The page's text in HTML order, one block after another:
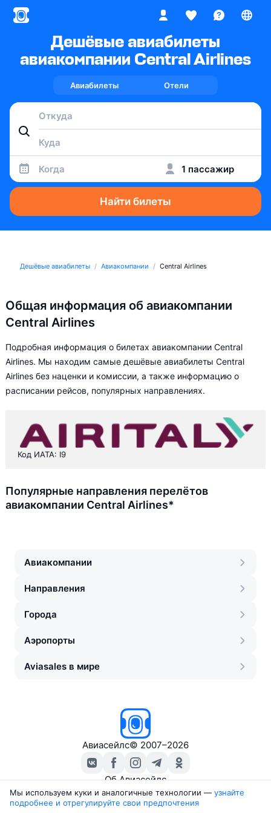
Дешёвые авиабилеты
авиакомпании Central Airlines
Авиабилеты Отели
Когда 1 пассажир
Найти билеты
Дешёвые авиабилеты Авиакомпании Central Airlines
Общая информация об авиакомпании
Central Airlines
Подробная информация о билетах авиакомпании Central
Airlines. Мы находим самые дешёвые авиабилеты Central
Airlines без наценки и комиссии, а также информацию о
расписании рейсов, популярных направлениях.
Код ИАТА: I9
Популярные направления перелётов
авиакомпании Central Airlines*
Авиакомпании
Направления
Города
Аэропорты
Aviasales в мире
Авиасейлс© 2007–2026
Об Авиасейлс
Пресс‑центр
Travelpayouts
Мы используем куки и аналогичные технологии — узнайте
подробнее и отрегулируйте свои предпочтения